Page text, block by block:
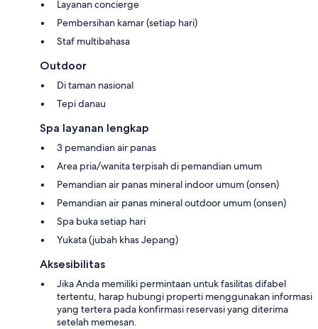
Layanan concierge
Pembersihan kamar (setiap hari)
Staf multibahasa
Outdoor
Di taman nasional
Tepi danau
Spa layanan lengkap
3 pemandian air panas
Area pria/wanita terpisah di pemandian umum
Pemandian air panas mineral indoor umum (onsen)
Pemandian air panas mineral outdoor umum (onsen)
Spa buka setiap hari
Yukata (jubah khas Jepang)
Aksesibilitas
Jika Anda memiliki permintaan untuk fasilitas difabel
tertentu, harap hubungi properti menggunakan informasi
yang tertera pada konfirmasi reservasi yang diterima
setelah memesan.